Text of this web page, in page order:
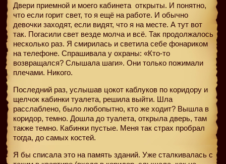
Двери приемной и моего кабинета открыты. И понятно,
что если горит свет, то я ещё на работе. И обычно
девочки заходят, если видят, что я на месте. А тут вот
так. Погасили свет везде молча и всё. Так продолжалось
несколько раз. Я смирилась и светила себе фонариком
на телефоне. Спрашивала у охраны: «Кто-то
возвращался? Слышала шаги». Они только пожимали
плечами. Никого.
Последний раз, услышав цокот каблуков по коридору и
щелчок кабинки туалета, решила выйти. Шла
расслаблено, было любопытно, кто же ходит? Вышла в
коридор, темно. Дошла до туалета, открыла дверь, там
также темно. Кабинки пустые. Меня так страх пробрал
тогда, до самых костей.
Я бы списала это на память зданий. Уже сталкивалась с